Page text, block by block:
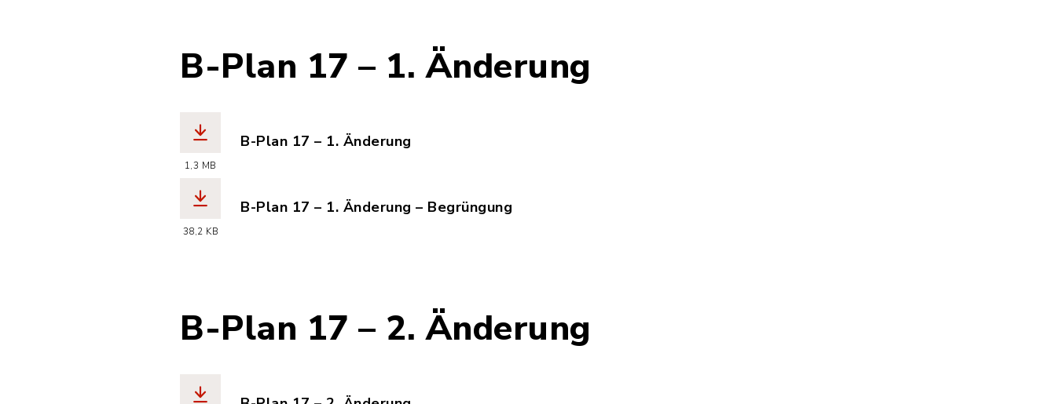
B-Plan 17 – 1. Änderung
1,3 MB
B-Plan 17 – 1. Änderung
38,2 KB
B-Plan 17 – 1. Änderung – Begrüngung
B-Plan 17 – 2. Änderung